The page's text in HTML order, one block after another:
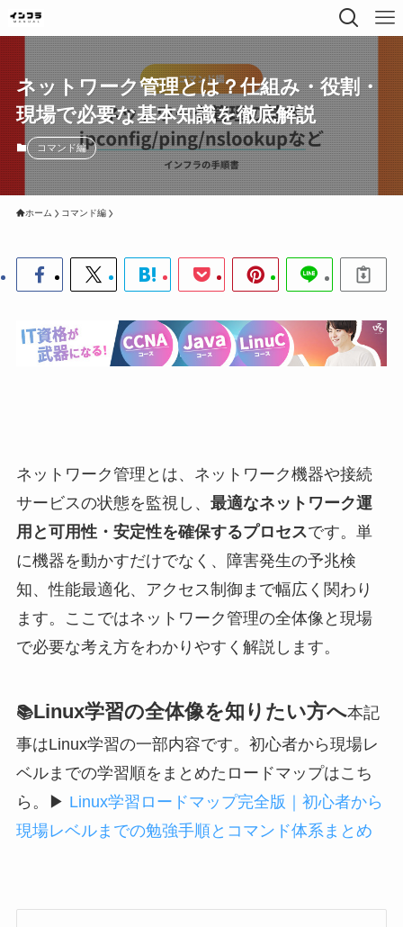
ネットワーク管理とは？仕組み・役割・
現場で必要な基本知識を徹底解説
コマンド編
ホーム コマンド編
ネットワーク管理とは、ネットワーク機器や接続
サービスの状態を監視し、 最適なネットワーク運
用と可用性・安定性を確保するプロセスです。単
に機器を動かすだけでなく、障害発生の予兆検
知、性能最適化、アクセス制御まで幅広く関わり
ます。ここではネットワーク管理の全体像と現場
で必要な考え方をわかりやすく解説します。
📚Linux学習の全体像を知りたい方へ本記
事はLinux学習の一部内容です。初心者から現場レ
ベルまでの学習順をまとめたロードマップはこち
ら。
▶ Linux学習ロードマップ完全版｜初心者から
現場レベルまでの勉強手順とコマンド体系まとめ